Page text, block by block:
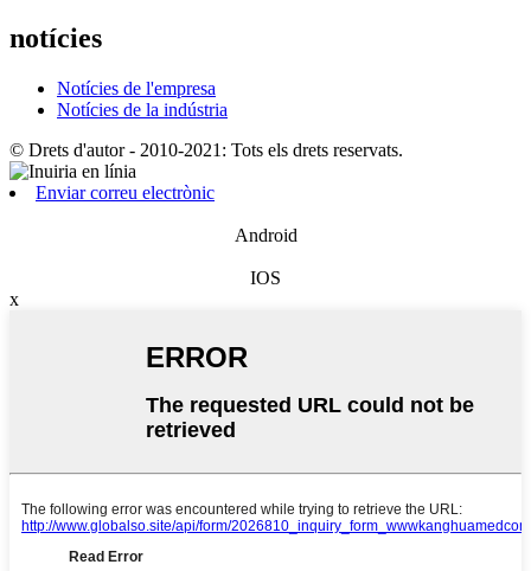
notícies
Notícies de l'empresa
Notícies de la indústria
© Drets d'autor - 2010-2021: Tots els drets reservats.
Enviar correu electrònic
Android
IOS
x